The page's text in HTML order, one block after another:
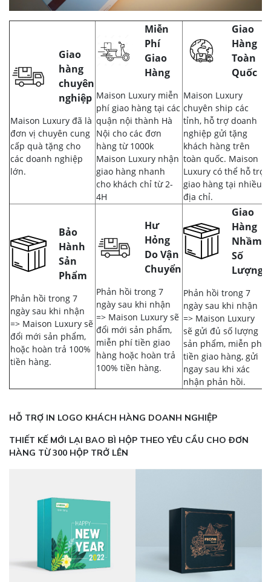
Giao
hàng
chuyên
nghiệp
Maison Luxury đã là
đơn vị chuyên cung
cấp quà tặng cho
các doanh nghiệp
lớn.
Miễn
Phí
Giao
Hàng
Maison Luxury miễn
phí giao hàng tại các
quận nội thành Hà
Nội cho các đơn
hàng từ 1000k
Maison Luxury nhận
giao hàng nhanh
cho khách chỉ từ 2-
4H
Giao
Hàng
Toàn
Quốc
Maison Luxury
chuyên ship các
tỉnh, hỗ trợ doanh
nghiệp gửi tặng
khách hàng trên
toàn quốc. Maison
Luxury có thể hỗ trợ
giao hàng tại nhiều
địa chỉ.
Bảo
Hành
Sản
Phẩm
Phản hồi trong 7
ngày sau khi nhận
=> Maison Luxury sẽ
đổi mới sản phẩm,
hoặc hoàn trả 100%
tiền hàng.
Hư
Hỏng
Do Vận
Chuyển
Phản hồi trong 7
ngày sau khi nhận
=> Maison Luxury sẽ
đổi mới sản phẩm,
miễn phí tiền giao
hàng hoặc hoàn trả
100% tiền hàng.
Giao
Hàng
Nhầm,
Số
Lượng
Phản hồi trong 7
ngày sau khi nhận
=> Maison Luxury
sẽ gửi đủ số lượng
sản phẩm, miễn phí
tiền giao hàng, gửi
ngay sau khi xác
nhận phản hồi.
HỖ TRỢ IN LOGO KHÁCH HÀNG DOANH NGHIỆP
THIẾT KẾ MỚI LẠI BAO BÌ HỘP THEO YÊU CẦU CHO ĐƠN
HÀNG TỪ 300 HỘP TRỞ LÊN